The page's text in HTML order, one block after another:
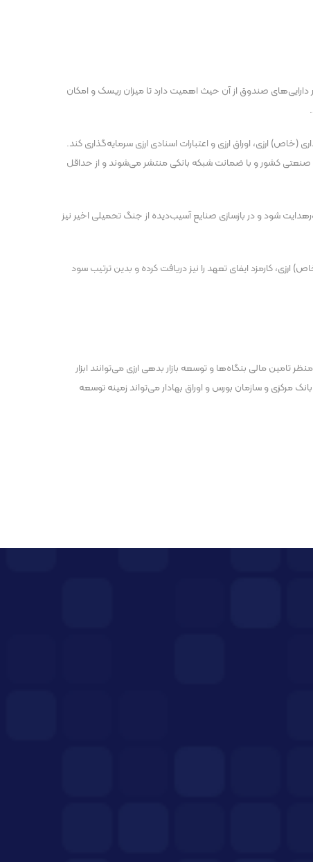
صندوق از آن حیث اهمیت دارد تا میزان ریسک و امکان
سرمایه‌گذاری (خاص) ارزی، اوراق ارزی و اعتبارات اسنادی ارزی سرمایه‌گذاری کند.
صنعتی کشور و با ضمانت شبکه بانکی منتشر می‌شوند و از حداقل
شود و در بازسازی صنایع آسیب‌دیده از جنگ تحمیلی اخیر نیز
کارمزد ایفای تعهد را نیز دریافت کرده و بدین ترتیب سود
مالی بنگاه‌ها و توسعه بازار بدهی ارزی می‌توانند ابزار
مرکزی و سازمان بورس و اوراق بهادار می‌تواند زمینه توسعه